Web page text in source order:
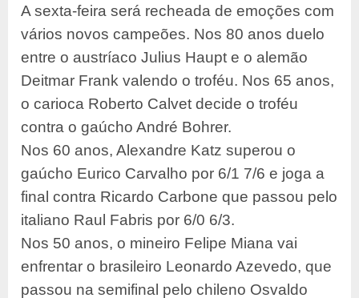
A sexta-feira será recheada de emoções com
vários novos campeões. Nos 80 anos duelo
entre o austríaco Julius Haupt e o alemão
Deitmar Frank valendo o troféu. Nos 65 anos,
o carioca Roberto Calvet decide o troféu
contra o gaúcho André Bohrer.
Nos 60 anos, Alexandre Katz superou o
gaúcho Eurico Carvalho por 6/1 7/6 e joga a
final contra Ricardo Carbone que passou pelo
italiano Raul Fabris por 6/0 6/3.
Nos 50 anos, o mineiro Felipe Miana vai
enfrentar o brasileiro Leonardo Azevedo, que
passou na semifinal pelo chileno Osvaldo